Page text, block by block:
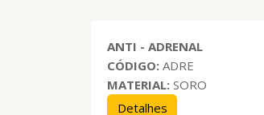
ANTI - ADRENAL
CÓDIGO:ADRE
MATERIAL: SORO
Detalhes